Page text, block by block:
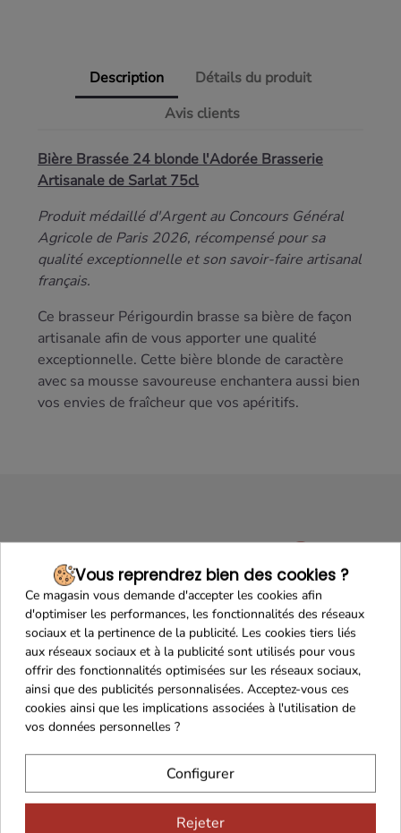
Description
Détails du produit
Avis clients
Bière Brassée 24 blonde l'Adorée Brasserie
Artisanale de Sarlat 75cl
Produit médaillé d'Argent au Concours Général
Agricole de Paris 2026, récompensé pour sa
qualité exceptionnelle et son savoir-faire artisanal
français.
Ce brasseur Périgourdin brasse sa bière de façon
artisanale afin de vous apporter une qualité
exceptionnelle. Cette bière blonde de caractère
avec sa mousse savoureuse enchantera aussi bien
vos envies de fraîcheur que vos apéritifs.
Maison Familiale Paiement Sécurisé
Franco de port 79€ Livraison 24h/48h
Cadeaux dès 99€
Vous reprendrez bien des cookies ?
Ce magasin vous demande d'accepter les cookies afin
d'optimiser les performances, les fonctionnalités des réseaux
sociaux et la pertinence de la publicité. Les cookies tiers liés
aux réseaux sociaux et à la publicité sont utilisés pour vous
offrir des fonctionnalités optimisées sur les réseaux sociaux,
ainsi que des publicités personnalisées. Acceptez-vous ces
cookies ainsi que les implications associées à l'utilisation de
vos données personnelles ?
Configurer
Rejeter